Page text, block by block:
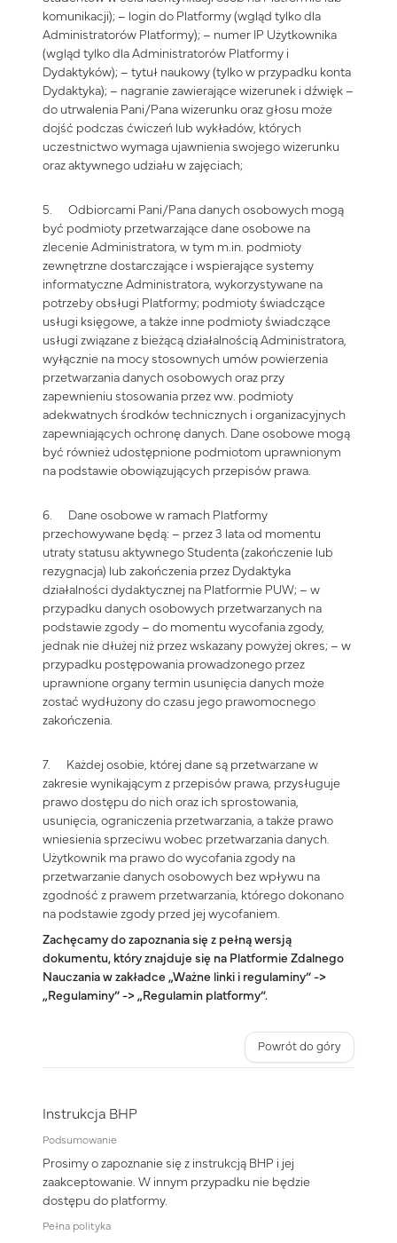
komunikacji); – login do Platformy (wgląd tylko dla
Administratorów Platformy); – numer IP Użytkownika
(wgląd tylko dla Administratorów Platformy i
Dydaktyków); – tytuł naukowy (tylko w przypadku konta
Dydaktyka); – nagranie zawierające wizerunek i dźwięk –
do utrwalenia Pani/Pana wizerunku oraz głosu może
dojść podczas ćwiczeń lub wykładów, których
uczestnictwo wymaga ujawnienia swojego wizerunku
oraz aktywnego udziału w zajęciach;
5. Odbiorcami Pani/Pana danych osobowych mogą
być podmioty przetwarzające dane osobowe na
zlecenie Administratora, w tym m.in. podmioty
zewnętrzne dostarczające i wspierające systemy
informatyczne Administratora, wykorzystywane na
potrzeby obsługi Platformy; podmioty świadczące
usługi księgowe, a także inne podmioty świadczące
usługi związane z bieżącą działalnością Administratora,
wyłącznie na mocy stosownych umów powierzenia
przetwarzania danych osobowych oraz przy
zapewnieniu stosowania przez ww. podmioty
adekwatnych środków technicznych i organizacyjnych
zapewniających ochronę danych. Dane osobowe mogą
być również udostępnione podmiotom uprawnionym
na podstawie obowiązujących przepisów prawa.
6. Dane osobowe w ramach Platformy
przechowywane będą: – przez 3 lata od momentu
utraty statusu aktywnego Studenta (zakończenie lub
rezygnacja) lub zakończenia przez Dydaktyka
działalności dydaktycznej na Platformie PUW; – w
przypadku danych osobowych przetwarzanych na
podstawie zgody – do momentu wycofania zgody,
jednak nie dłużej niż przez wskazany powyżej okres; – w
przypadku postępowania prowadzonego przez
uprawnione organy termin usunięcia danych może
zostać wydłużony do czasu jego prawomocnego
zakończenia.
7. Każdej osobie, której dane są przetwarzane w
zakresie wynikającym z przepisów prawa, przysługuje
prawo dostępu do nich oraz ich sprostowania,
usunięcia, ograniczenia przetwarzania, a także prawo
wniesienia sprzeciwu wobec przetwarzania danych.
Użytkownik ma prawo do wycofania zgody na
przetwarzanie danych osobowych bez wpływu na
zgodność z prawem przetwarzania, którego dokonano
na podstawie zgody przed jej wycofaniem.
Zachęcamy do zapoznania się z pełną wersją
dokumentu, który znajduje się na Platformie Zdalnego
Nauczania w zakładce „Ważne linki i regulaminy” ->
„Regulaminy” -> „Regulamin platformy”.
Powrót do góry
Instrukcja BHP
Podsumowanie
Prosimy o zapoznanie się z instrukcją BHP i jej
zaakceptowanie. W innym przypadku nie będzie
dostępu do platformy.
Pełna polityka